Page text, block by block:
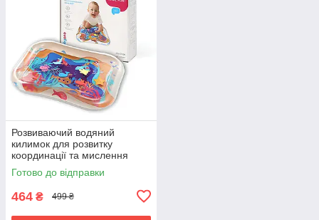
Розвиваючий водяний
килимок для розвитку
координації та мислення
"Коралові рифи" 66х50 см
Babyono
Готово до відправки
464 ₴ 499 ₴